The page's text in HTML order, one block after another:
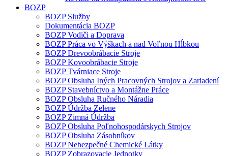
BOZP
BOZP Služby
Dokumentácia BOZP
BOZP Vodiči a Doprava
BOZP Práca vo Výškach a nad Voľnou Hĺbkou
BOZP Drevoobrábacie Stroje
BOZP Kovoobrábacie Stroje
BOZP Tvárniace Stroje
BOZP Obsluha Iných Pracovných Strojov a Zariadení
BOZP Stavebníctvo a Montážne Práce
BOZP Obsluha Ručného Náradia
BOZP Údržba Zelene
BOZP Zimná Údržba
BOZP Obsluha Poľnohospodárskych Strojov
BOZP Obsluha Zásobníkov
BOZP Nebezpečné Chemické Látky
BOZP Zobrazovacie Jednotky